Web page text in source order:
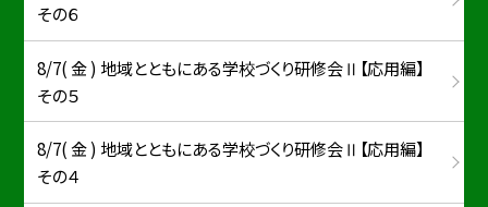
その６
8/7( 金 ) 地域とともにある学校づくり研修会Ⅱ【応用編】
その５
8/7( 金 ) 地域とともにある学校づくり研修会Ⅱ【応用編】
その４